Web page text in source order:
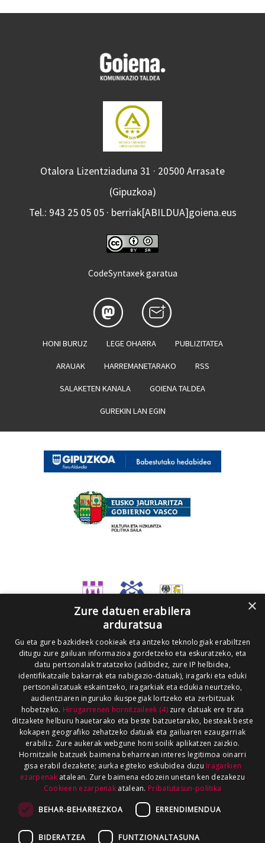
Otalora Lizentziaduna 31 · 20500 Arrasate
(Gipuzkoa)
Tel.: 943 25 05 05 · berriak[ABILDUA]goiena.eus
CodeSyntaxek garatua
HONI BURUZ LEGE OHARRA PUBLIZITATEA
ARAUAK HARREMANETARAKO RSS
SALAKETEN KANALA GOIENA TALDEA
GUREKIN LAN EGIN
×
Zure datuen erabilera
arduratsua
Gu eta gure bazkideek cookieak eta antzeko teknologiak erabiltzen
ditugu zure gailuan informazioa gordetzeko eta eskuratzeko, eta
datu pertsonalak tratatzeko (adibidez, zure IP helbidea,
identifikatzaile bakarrak eta nabigazio-datuak), iragarki eta eduki
pertsonalizatuak eskaintzeko, iragarkiak eta edukia neurtzeko,
audientziaren inguruko ikuspegiak lortzeko eta zerbitzuak
hobetzeko. Hirugarrenen hornitzaileek (4)zure datuak ere trata
ditzakete helburu hauetarako eta beste batzuetarako, besteak beste
kokapen geografiko zehatzeko datuak eta gailuaren ezaugarriak
erabiliz. Zure aukerak webgune honi soilik aplikatzen zaizkio.
Hornitzaile batzuek baimena beharrean interes legitimoa oinarri
gisa erabil dezakete; aurka egiteko eskubidea duzu Iragarkien
ezarpenakatalean. Zure baimena edozein unetan ken dezakezu
Cookieen ezarpenak atalean. Pribatutasun-politika
BEHAR-BEHARREZKOA ERRENDIMENDUA
BIDERATZEA FUNTZIONALTASUNA